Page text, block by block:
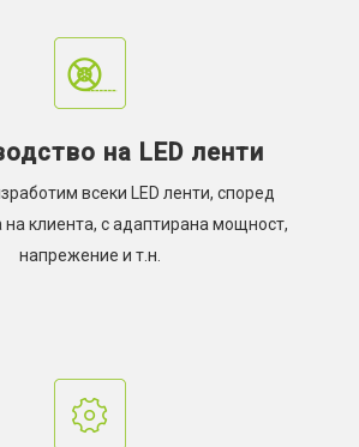
на LED ленти
всеки LED ленти, според
на клиента, с адаптирана мощност,
напрежение и т.н.